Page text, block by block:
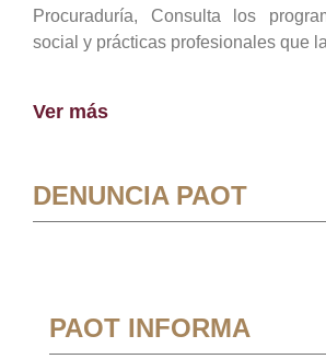
Procuraduría, Consulta los
social y prácticas profesionales que
Ver más
DENUNCIA PAOT
PAOT INFORMA